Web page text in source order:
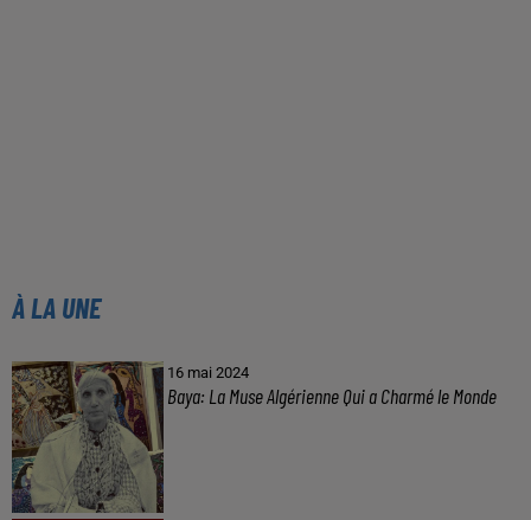
À LA UNE
16 mai 2024
Baya: La Muse Algérienne Qui a Charmé le Monde